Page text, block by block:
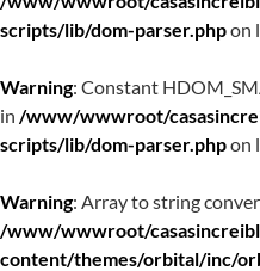
scripts/lib/dom-parser.phpon
Warning: Constant
in /www/wwwroot/
scripts/lib/dom-parser.phpon
Warning: Array to string
/www/wwwroot/
content/themes/orbital/inc/